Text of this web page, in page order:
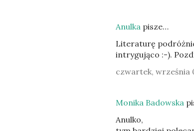
Anulka pisze…
Literaturę
intrygująco :-).
czwartek, września
Monika Badowska
Anulko,